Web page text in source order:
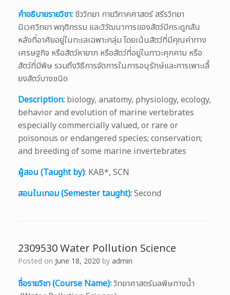
คำอธิบายรายวิชา: ชีววิทยา กายวิภาคศาสตร์ สรีรวิทยา
นิเวศวิทยา พฤติกรรม และวิวัฒนาการของสัตว์มีกระดูกสัน
หลังที่อาศัยอยู่ในทะเลเฉพาะกลุ่ม โดยเน้นสัตว์ที่มีคุณค่าทาง
เศรษฐกิจ หรือสัตว์หายาก หรือสัตว์ที่อยู่ในภาวะคุกคาม หรือ
สัตว์ที่มีพิษ รวมถึงวิธีการจัดการในการอนุรักษ์และการเพาะเลึ้
ยงสัตว์บางชนิด
Description: biology, anatomy, physiology, ecology,
behavior and evolution of marine vertebrates
especially commercially valued, or rare or
poisonous or endangered species; conservation;
and breeding of some marine invertebrates
ผู้สอน (Taught by): KAB*, SCN
สอนในเทอม (Semester taught):Second
2309530 Water Pollution Science
Posted on June 18, 2020 byadmin
ชื่อรายวิชา (Course Name):วิทยาศาสตร์มลพิษทางน้ำ